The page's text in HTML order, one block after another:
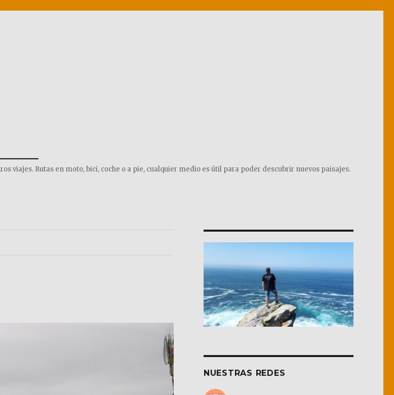
Rutas en moto, bici, coche o a pie, cualquier medio es útil para poder descubrir nuevos paisajes.
NUESTRAS REDES